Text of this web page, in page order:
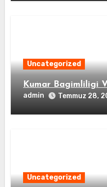
Uncategorized
Kumar Bagimliligi
admin Temmuz 28,
Uncategorized